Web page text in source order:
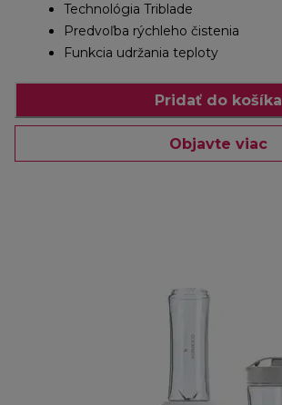
Technológia Triblade
Predvoľba rýchleho čistenia
Funkcia udržania teploty
Pridať do košíka
Objavte viac